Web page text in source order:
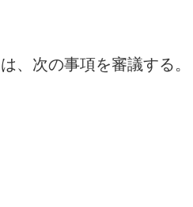
、次の事項を審議する。